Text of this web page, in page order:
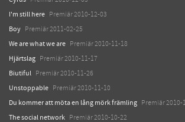
I'm still here Premiär 2010-12-03
Boy Premiär 2011-02-25
We are what we are Premiär 2010-11-18
Hjärtslag Premiär 2010-11-17
Biutiful Premiär 2010-11-26
Unstoppable Premiär 2010-11-10
Du kommer att möta en lång mörk främling Premiär 2010-
The social network Premiär 2010-10-22